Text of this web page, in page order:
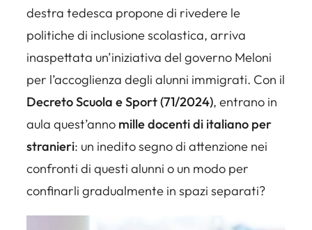
destra tedesca propone di rivedere le
politiche di inclusione scolastica, arriva
inaspettata un’iniziativa del governo Meloni
per l’accoglienza degli alunni immigrati. Con il
Decreto Scuola e Sport (71/2024), entrano in
aula quest’anno mille docenti di italiano per
stranieri: un inedito segno di attenzione nei
confronti di questi alunni o un modo per
confinarli gradualmente in spazi separati?